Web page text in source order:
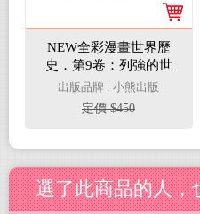
NEW全彩漫畫世界歷
史．第9卷：列強的世
界殖民與亞洲的民族運
動
出版品牌 : 小熊出版
定價 $450
選了此商品的人，